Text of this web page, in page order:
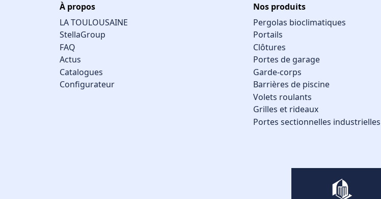
À propos
LA TOULOUSAINE
StellaGroup
FAQ
Actus
Catalogues
Configurateur
Nos produits
Pergolas bioclimatiques
Portails
Clôtures
Portes de garage
Garde-corps
Barrières de piscine
Volets roulants
Grilles et rideaux
Portes sectionnelles industrielles